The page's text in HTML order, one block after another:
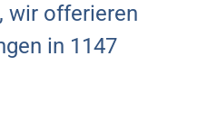
wir offerieren
in 1147